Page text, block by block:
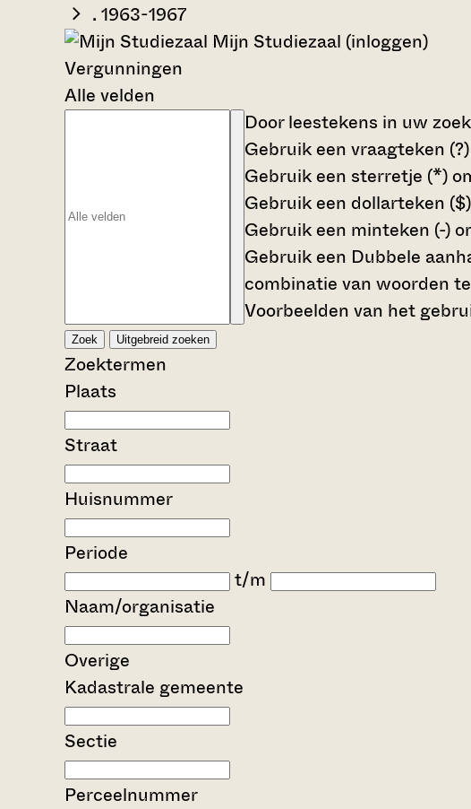
. 1963-1967
Mijn Studiezaal (inloggen)
Vergunningen
Alle velden
Door leestekens in uw
Gebruik een vraagteken (?)
Gebruik een sterretje (*)
Gebruik een dollarteken ($)
Gebruik een minteken (-)
Gebruik een Dubbele
combinatie van woorden
Voorbeelden van het
Zoek Uitgebreid zoeken
Zoektermen
Plaats
Straat
Huisnummer
Periode
t/m
Naam/organisatie
Overige
Kadastrale gemeente
Sectie
Perceelnummer